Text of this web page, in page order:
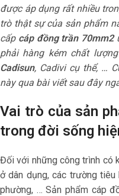
được áp dụng rất nhiều
trò thật sự của sản phẩm
cấp cáp đồng trần 70mm2
phải hàng kém chất
Cadisun, Cadivi cụ thể, …
này qua bài viết sau đây
Vai trò của sản
trong đời sống
Đối với những công trình có
ở dân dụng, các trường tiêu
phường, … Sản phẩm cáp